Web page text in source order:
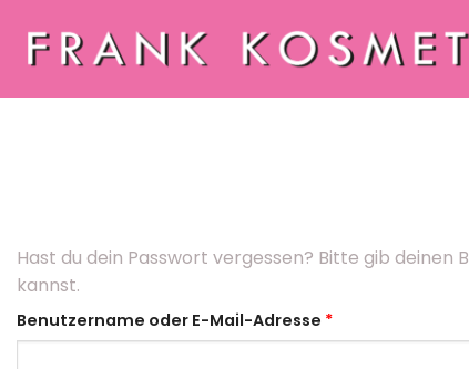
Inhalt
springen
Hast du dein Passwort vergessen? Bitte gib
kannst.
Benutzername oder E-Mail-Adresse *Erforderlich